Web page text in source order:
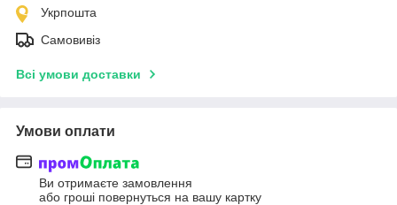
Укрпошта
Самовивіз
Всі умови доставки
Умови оплати
Ви отримаєте замовлення
або гроші повернуться на вашу картку